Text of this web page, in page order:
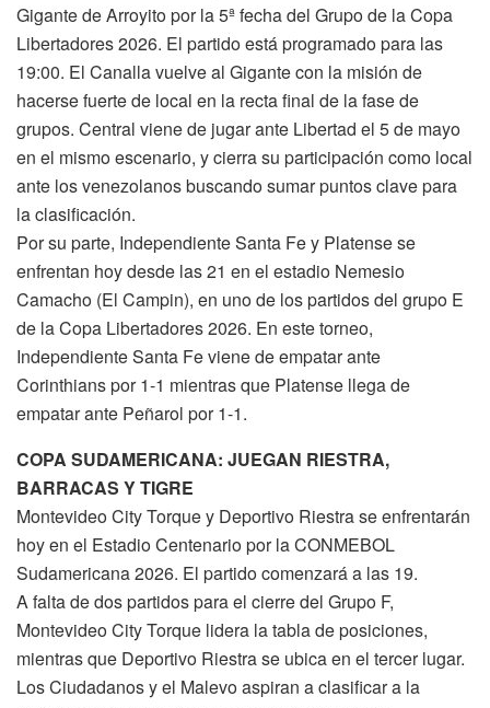
Gigante de Arroyito por la 5ª fecha del Grupo de la Copa
Libertadores 2026. El partido está programado para las
19:00. El Canalla vuelve al Gigante con la misión de
hacerse fuerte de local en la recta final de la fase de
grupos. Central viene de jugar ante Libertad el 5 de mayo
en el mismo escenario, y cierra su participación como local
ante los venezolanos buscando sumar puntos clave para
la clasificación.
Por su parte, Independiente Santa Fe y Platense se
enfrentan hoy desde las 21 en el estadio Nemesio
Camacho (El Campin), en uno de los partidos del grupo E
de la Copa Libertadores 2026. En este torneo,
Independiente Santa Fe viene de empatar ante
Corinthians por 1-1 mientras que Platense llega de
empatar ante Peñarol por 1-1.
COPA SUDAMERICANA: JUEGAN RIESTRA,
BARRACAS Y TIGRE
Montevideo City Torque y Deportivo Riestra se enfrentarán
hoy en el Estadio Centenario por la CONMEBOL
Sudamericana 2026. El partido comenzará a las 19.
A falta de dos partidos para el cierre del Grupo F,
Montevideo City Torque lidera la tabla de posiciones,
mientras que Deportivo Riestra se ubica en el tercer lugar.
Los Ciudadanos y el Malevo aspiran a clasificar a la